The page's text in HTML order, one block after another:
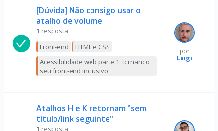
[Dúvida] Não consigo usar o
atalho de volume
1 resposta
Front-end
HTML e CSS
Acessibilidade web parte 1: tornando
seu front-end inclusivo
por
Luigi
Atalhos H e K retornam "sem
título/link seguinte"
1 resposta